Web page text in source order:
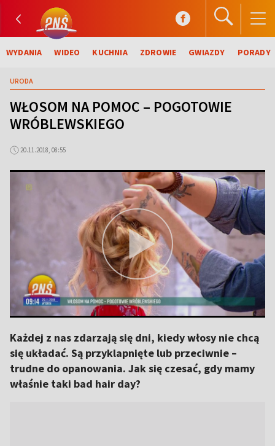
WYDANIA WIDEO KUCHNIA ZDROWIE GWIAZDY PORADY
URODA
WŁOSOM NA POMOC – POGOTOWIE
WRÓBLEWSKIEGO
20.11.2018, 08:55
Każdej z nas zdarzają się dni, kiedy włosy nie chcą
się układać. Są przyklapnięte lub przeciwnie –
trudne do opanowania. Jak się czesać, gdy mamy
właśnie taki bad hair day?